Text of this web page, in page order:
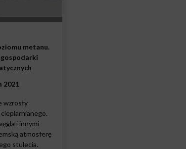
metanu.
2021
wzrosły
i innymi
atmosferę
stulecia.